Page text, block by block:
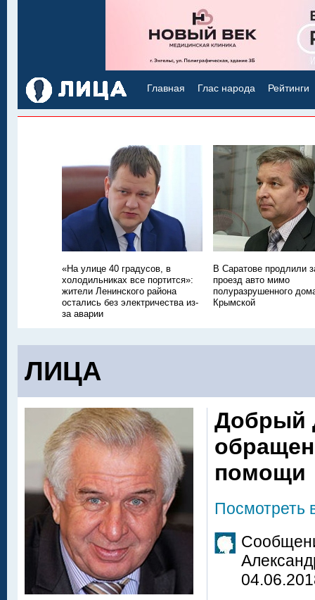
Главная Глас народа Рейтинги
«На улице 40 градусов, в
холодильниках все портится»:
жители Ленинского района
остались без электричества из-
за аварии
В Саратове продлили
проезд авто мимо
полуразрушенного
Крымской
ЛИЦА
Добрый
помощи
Посмотреть